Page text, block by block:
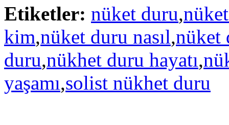
Etiketler: nüket duru,
kim,nüket duru nasıl,nüket
duru,nükhet duru hayatı,
yaşamı,solist nükhet duru